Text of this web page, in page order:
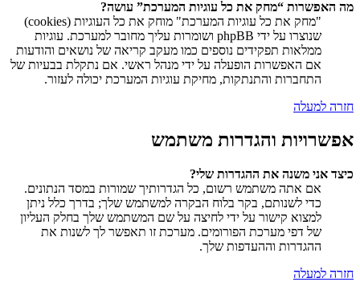
מה האפשרות “מחק את כל עוגיות המערכת” עושה?
"מחק את כל עוגיות המערכת" מוחק את כל העוגיות (cookies)
שנוצרו על ידי phpBB ושומרות עליך מחובר למערכת. עוגיות
ממלאות תפקידים נוספים כמו מעקב קריאה של נושאים והודעות
אם האפשרות הופעלה על ידי מנהל ראשי. אם נתקלת בבעיות של
התחברות והתנתקות, מחיקת עוגיות המערכת יכולה לעזור.
חזרה למעלה
אפשרויות והגדרות משתמש
כיצד אני משנה את ההגדרות שלי?
אם אתה משתמש רשום, כל הגדרותיך שמורות במסד הנתונים.
כדי לשנותם, בקר בלוח הבקרה למשתמש שלך; בדרך כלל ניתן
למצוא קישור על ידי לחיצה על שם המשתמש שלך בחלק העליון
של דפי מערכת הפורומים. מערכת זו תאפשר לך לשנות את
ההגדרות וההעדפות שלך.
חזרה למעלה